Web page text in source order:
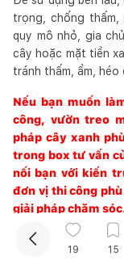
trọng, chống
quy mô nhỏ, gia
cây hoặc mặt tiền
tránh thấm, ẩm,
Nếu bạn muốn
công, vườn treo
pháp cây xanh
trong box tư vấn
nối bạn với kiến
đơn vị thi công
giải pháp chăm
vườn treo
19 15